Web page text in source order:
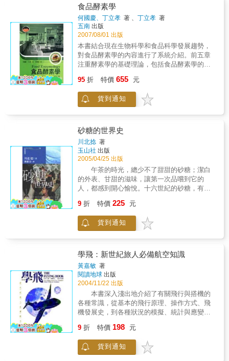
本書成為絕佳的教科書。除了USB裝置設計課
程外，也可以當作進階微控器課程的教科書。
第一部分對USB2.0規範書作了清晰明確的介
紹，又提供許多範例和練習，可以單獨成為
USB通識的教材，更是USB裝置開發工程師必
備的參考工具。本書備有教師手冊光碟，可以
用於教導SN8P和Cypress的USB微控器。
食品酵素學
何國慶、丁立孝 著 、丁立孝 著
五南 出版
2007/08/01 出版
本書結合現在生物科學和食品科學發展趨勢，
對食品酵素學的內容進行了系統介紹。前五章
注重酵素學的基礎理論，包括食品酵素學的背
反應動力學知識、固定化酵素與固定化細胞、
酵素分子改造與修飾等內容。 從食品酵素學的
發展、酵素的獲得、分離的純化、動力學特性
域中的廣泛應用，涉及酵素在食品加工、貯藏
保鮮、發酵、食品分析、保健食品及酵素與食
品衛生和安全的關係等方面的知識。內容新
穎、瞄準前沿、突出應用，通過應用實例闡述
了酵素與食品工業實踐的密切關係，是本書的
濃墨重筆和新穎之處。 & 本書注重食品酵素學
的實踐應用兼顧酵素學的基礎理論，既可作為
大專院校食品專業教材，也可供食品科研、食
品生產等部門的有關技術人員參考。
95 折 特價 655 元
貨到通知
砂糖的世界史
川北捻 著
玉山社 出版
2005/04/25 出版
午茶的時光，總少不了甜甜的砂糖；潔白
的外表、甘甜的滋味，讓第一次品嚐到它的
人，都感到開心愉悅。十六世紀的砂糖，有藥
用；十七世紀的砂糖革命，使原本連作夢都想
不到的砂糖大量流入歐洲，讓加勒比海上的島
嶼，一夕之間轉變成一個個的砂糖種植園，也
地、種植園、奴隸制度、三角貿易、產業革
命......等重要歷史軌跡。砂糖這個「世界商
品」，不僅孕育了英國近代文明的興盛，也串
起了歐亞非三個大陸的世界之旅。砂糖與茶的
相會，為十七世紀的世界，展開戲劇性的變
化。
9 折 特價 225 元
貨到通知
學飛：新世紀旅人必備航空知識
黃嘉敏 著
閱讀地球 出版
2004/11/22 出版
本書深入淺出地介紹了有關飛行與搭機的
各種常識，從基本的飛行原理、操作方式、飛
機發展史，到各種狀況的模擬、統計與應變措
將從乘客切身的立場出發，一一解開飛行的謎
團。另外，書中所設計的【飛行小辭典】、
【飛行專門店】、【領航語錄】三種體貼的航
9 折 特價 198 元
貨到通知